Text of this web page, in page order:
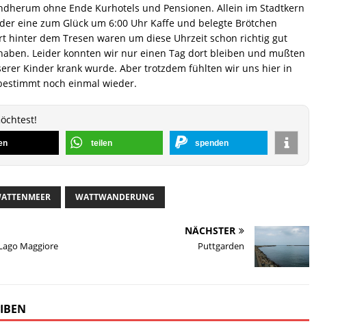
ohne Ende Kurhotels und Pensionen. Allein im Stadtkern
eine zum Glück um 6:00 Uhr Kaffe und belegte Brötchen
hinter dem Tresen waren um diese Uhrzeit schon richtig gut
Leider konnten wir nur einen Tag dort bleiben und mußten
Kinder krank wurde. Aber trotzdem fühlten wir uns hier in
noch einmal wieder.
teilen spenden
WATTWANDERUNG
Maggiore
NÄCHSTER
Puttgarden